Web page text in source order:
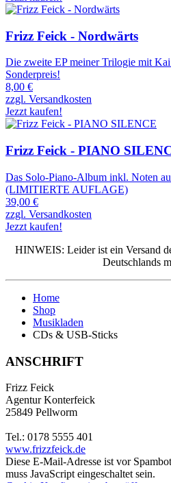
Frizz Feick - Nordwärts
Die zweite EP meiner Trilogie mit
Sonderpreis!
8,00 €
zzgl. Versandkosten
Jezzt kaufen!
Frizz Feick - PIANO
Das Solo-Piano-Album inkl. Noten
(LIMITIERTE AUFLAGE)
39,00 €
zzgl. Versandkosten
Jezzt kaufen!
HINWEIS: Leider ist ein Versand
Deutschlands
Home
Shop
Musikladen
CDs & USB-Sticks
ANSCHRIFT
Frizz Feick
Agentur Konterfeick
25849 Pellworm
Tel.: 0178 5555 401
www.frizzfeick.de
Diese E-Mail-Adresse ist vor
muss JavaScript eingeschaltet sein.